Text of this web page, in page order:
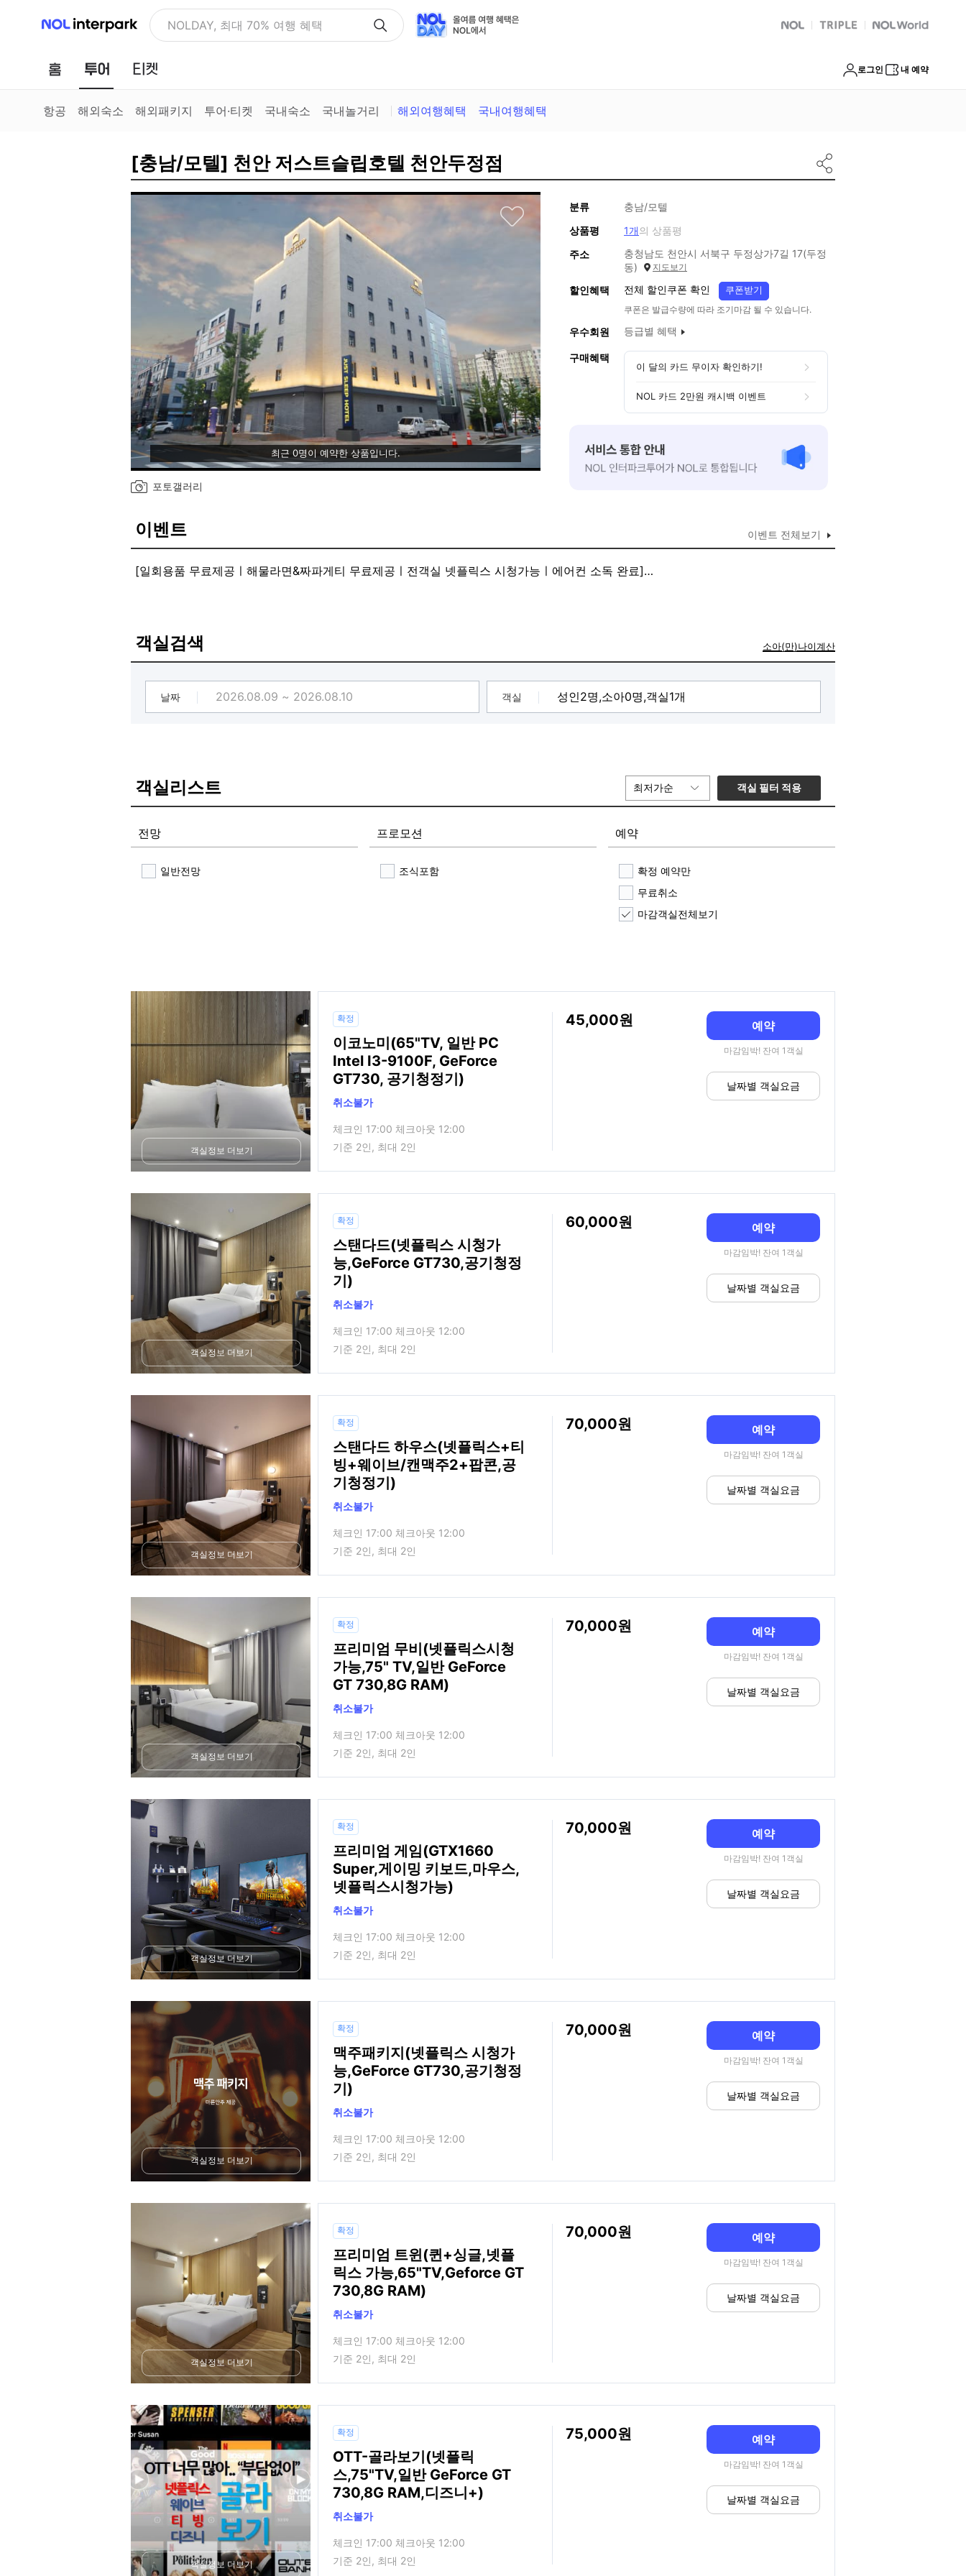
NOL 인터파크 NOLDAY, 최대 70% 여행 혜택 NOL 트리플 Global Interpark
홈 투어 로그인 내 예약
항공 해외숙소 해외패키지 투어·티켓 국내숙소 국내놀거리 해외여행혜택 국내여행혜택
[충남/모텔] 천안 저스트슬립호텔 천안두정점
최근 0명이 예약한 상품입니다.
포토갤러리
분류
충남/모텔
상품평
1개의 상품평
주소
충청남도 천안시 서북구 두정상가7길 17(두정
동)
지도보기
할인혜택 전체 할인쿠폰 확인 쿠폰받기
쿠폰은 발급수량에 따라 조기마감 될 수 있습니다.
우수회원 등급별 혜택
구매혜택
이 달의 카드 무이자 확인하기!
NOL 카드 2만원 캐시백 이벤트
이벤트 이벤트 전체보기
[일회용품 무료제공ㅣ해물라면&짜파게티 무료제공ㅣ전객실 넷플릭스 시청가능ㅣ에어컨 소독 완료]
1층 다이닝실 24시간 관리 및 개방
해물라면, 짜파게티 완벽 구비 / 스타벅스 커피 무한제공
전 객실 넷플릭스 무한시청 / 공기청정기 완비중
객실검색 소아(만)나이계산
날짜 객실
객실리스트 최저가순 객실 필터 적용
전망
일반전망
프로모션
조식포함
예약
확정 예약만
무료취소
마감객실전체보기
객실정보 더보기
확정
이코노미(65"TV, 일반 PC
Intel I3-9100F, GeForce
GT730, 공기청정기)
취소불가
체크인 17:00 체크아웃 12:00
기준 2인, 최대 2인
45,000 예약
마감임박! 잔여 1객실
날짜별 객실요금
객실정보 더보기
확정
스탠다드(넷플릭스 시청가
능,GeForce GT730,공기청정
기)
취소불가
체크인 17:00 체크아웃 12:00
기준 2인, 최대 2인
60,000 예약
마감임박! 잔여 1객실
날짜별 객실요금
객실정보 더보기
확정
스탠다드 하우스(넷플릭스+티
빙+웨이브/캔맥주2+팝콘,공
기청정기)
취소불가
체크인 17:00 체크아웃 12:00
기준 2인, 최대 2인
70,000 예약
마감임박! 잔여 1객실
날짜별 객실요금
객실정보 더보기
확정
프리미엄 무비(넷플릭스시청
가능,75" TV,일반 GeForce
GT 730,8G RAM)
취소불가
체크인 17:00 체크아웃 12:00
기준 2인, 최대 2인
70,000 예약
마감임박! 잔여 1객실
날짜별 객실요금
객실정보 더보기
확정
프리미엄 게임(GTX1660
Super,게이밍 키보드,마우스,
넷플릭스시청가능)
취소불가
체크인 17:00 체크아웃 12:00
기준 2인, 최대 2인
70,000 예약
마감임박! 잔여 1객실
날짜별 객실요금
객실정보 더보기
확정
맥주패키지(넷플릭스 시청가
능,GeForce GT730,공기청정
기)
취소불가
체크인 17:00 체크아웃 12:00
기준 2인, 최대 2인
70,000 예약
마감임박! 잔여 1객실
날짜별 객실요금
객실정보 더보기
확정
프리미엄 트윈(퀸+싱글,넷플
릭스 가능,65"TV,Geforce GT
730,8G RAM)
취소불가
체크인 17:00 체크아웃 12:00
기준 2인, 최대 2인
70,000 예약
마감임박! 잔여 1객실
날짜별 객실요금
객실정보 더보기
확정
OTT-골라보기(넷플릭
스,75"TV,일반 GeForce GT
730,8G RAM,디즈니+)
취소불가
체크인 17:00 체크아웃 12:00
기준 2인, 최대 2인
75,000 예약
마감임박! 잔여 1객실
날짜별 객실요금